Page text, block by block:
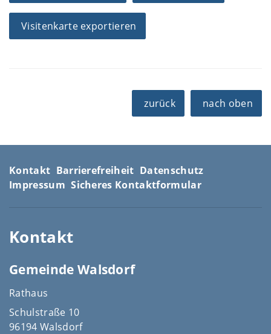
Visitenkarte exportieren
zurück nach oben
Kontakt Barrierefreiheit Datenschutz
Impressum Sicheres Kontaktformular
Kontakt
Gemeinde Walsdorf
Rathaus
Schulstraße 10
96194 Walsdorf